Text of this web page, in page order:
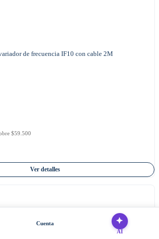
de frecuencia IF10 con cable 2M
$59.500
Ver detalles
Cuenta
AI